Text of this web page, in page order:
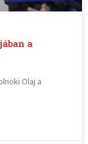
a
Olaj a